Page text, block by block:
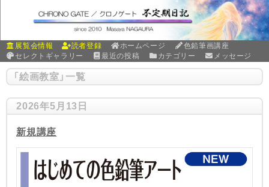
展覧会情報 読者登録 ホームページ
色鉛筆画講座
セレクトギャラリー
最近の投稿 カテゴリー メッセージ
「 絵画教室 」 一覧
2026年5月13日
新規講座